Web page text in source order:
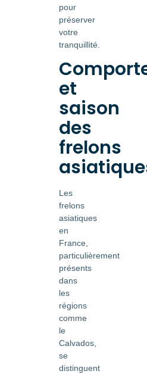
pour
préserver
votre
tranquillité.
et
saison
des
frelons
Les
frelons
asiatiques
en
France,
particulièrement
présents
dans
les
régions
comme
le
Calvados,
se
distinguent